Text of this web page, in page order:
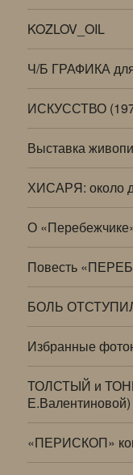
KOZLOV_OIL
Ч/Б ГРАФИКА
ИСКУССТВО
Выставка
ХИСАРЯ: около
О
Повесть
БОЛЬ
Избранные
ТОЛСТЫЙ и
Е.Валентиновой)
«ПЕРИСКОП»